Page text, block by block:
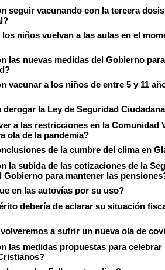
seguir vacunando con la tercera
niños vuelvan a las aulas en el
las nuevas medidas del Gobierno
vacunar a los niños de entre 5 y 11
derogar la Ley de Seguridad
a las restricciones en la Comunidad
ola de la pandemia?
de la cumbre del clima en
la subida de las cotizaciones de la
Gobierno para mantener las
en las autovías por su uso?
debería de aclarar su situación
a sufrir un nueva ola de
las medidas propuestas para celebrar